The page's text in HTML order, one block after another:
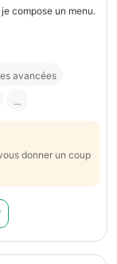
compose un menu.
avancées
...
donner un coup